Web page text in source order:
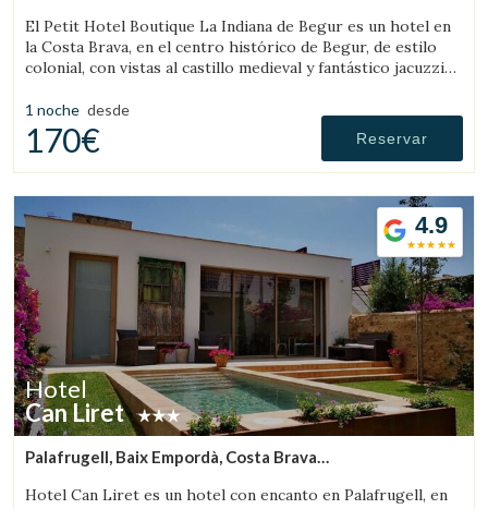
El Petit Hotel Boutique La Indiana de Begur es un hotel en
la Costa Brava, en el centro histórico de Begur, de estilo
colonial, con vistas al castillo medieval y fantástico jacuzzi
1 noche desde
170€ Reservar
4.9
Hotel
Can Liret
Palafrugell, Baix Empordà, Costa Brava
Hotel Can Liret es un hotel con encanto en Palafrugell, en